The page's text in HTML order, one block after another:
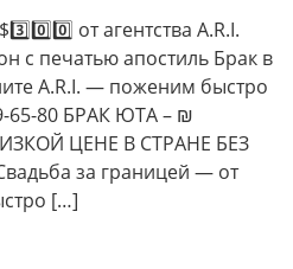
от агентства A.R.I.
с печатью апостиль Брак в
A.R.I. — поженим быстро
65-80 БРАК ЮТА – ₪
ЦЕНЕ В СТРАНЕ БЕЗ
за границей — от
[…]